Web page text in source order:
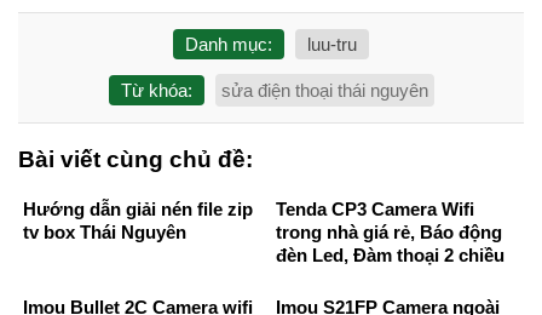
Danh mục: luu-tru
Từ khóa: sửa điện thoại thái nguyên
Bài viết cùng chủ đề:
Hướng dẫn giải nén file zip
tv box Thái Nguyên
Tenda CP3 Camera Wifi
trong nhà giá rẻ, Báo động
đèn Led, Đàm thoại 2 chiều
Imou Bullet 2C Camera wifi Imou S21FP Camera ngoài